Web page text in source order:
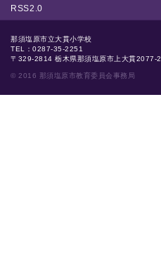
RSS2.0
那須塩原市立大貫小学校
TEL：0287-35-2251
〒329-2814 栃木県那須塩原市上大貫2077-2
© 2016 那須塩原市教育委員会事務局